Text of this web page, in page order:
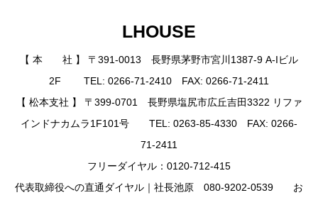
LHOUSE
【 本 社 】 〒391-0013 長野県茅野市宮川1387-9 A-Iビル
2F TEL: 0266-71-2410 FAX: 0266-71-2411
【 松本支社 】 〒399-0701 長野県塩尻市広丘吉田3322 リファ
インドナカムラ1F101号 TEL: 0263-85-4330 FAX: 0266-
71-2411
フリーダイヤル：0120-712-415
代表取締役への直通ダイヤル｜社長池原 080-9202-0539 お